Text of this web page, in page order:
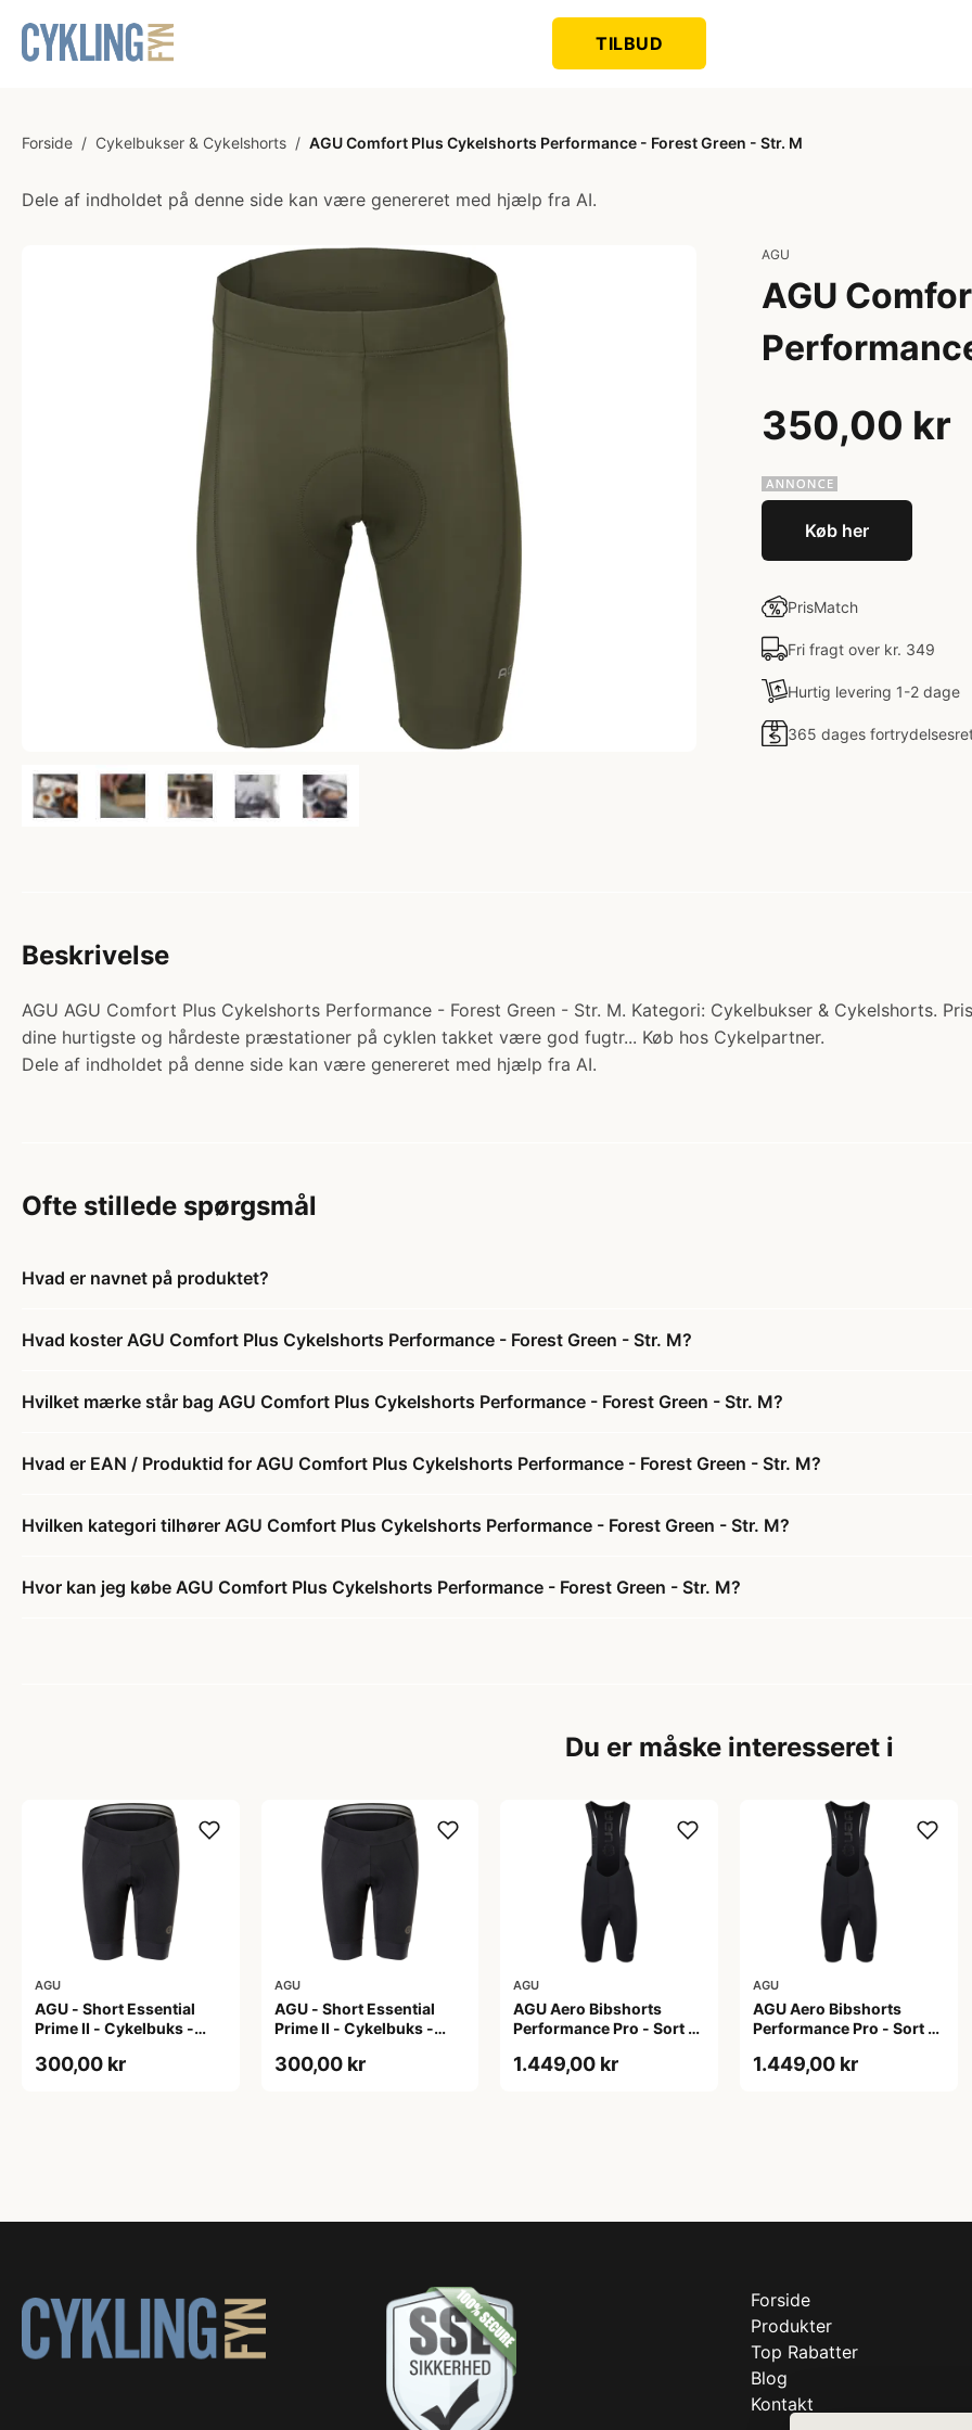
TILBUD
Forside / Cykelbukser & Cykelshorts / AGU Comfort Plus Cykelshorts Performance - Forest Green - Str. M
Dele af indholdet på denne side kan være genereret med hjælp fra AI.
AGU
AGU
350,00 kr
Køb her
PrisMatch
Fri fragt over kr. 349
Hurtig levering 1-2 dage
365 dages
Beskrivelse
AGU AGU Comfort Plus Cykelshorts Performance - Forest Green - Str. M. Kategori: Cykelbukser & Cykelshorts.
dine hurtigste og hårdeste præstationer på cyklen takket være god fugtr... Køb hos Cykelpartner.
Dele af indholdet på denne side kan være genereret med hjælp fra AI.
Ofte stillede spørgsmål
Hvad er navnet på produktet?
Hvad koster AGU Comfort Plus Cykelshorts Performance - Forest Green - Str. M?
Hvilket mærke står bag AGU Comfort Plus Cykelshorts Performance - Forest Green - Str. M?
Hvad er EAN / Produktid for AGU Comfort Plus Cykelshorts Performance - Forest Green - Str. M?
Hvilken kategori tilhører AGU Comfort Plus Cykelshorts Performance - Forest Green - Str. M?
Hvor kan jeg købe AGU Comfort Plus Cykelshorts Performance - Forest Green - Str. M?
Du er måske interesseret i
AGU
AGU - Short Essential
Prime II - Cykelbuks -
300,00 kr
AGU
AGU - Short Essential
Prime II - Cykelbuks -
300,00 kr
AGU
AGU Aero Bibshorts
Performance Pro - Sort -
1.449,00 kr
AGU
AGU Aero Bibshorts
Performance Pro - Sort -
1.449,00 kr
Forside
Produkter
Top Rabatter
Blog
Kontakt